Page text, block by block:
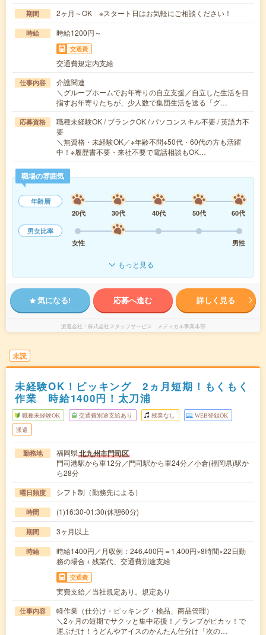
期間 2ヶ月～OK ※スタート日はお気軽にご相談ください！
時給 時給1200円～
交通費
交通費規定内支給
仕事内容
介護関連
＼グループホームでお年寄りの自立支援／自立した生活を目
指すお年寄りたちが、少人数で集団生活を送る「グ…
応募資格
職種未経験OK / ブランクOK / パソコンスキル不要 / 英語力不
要
＼無資格・未経験OK／※年齢不問※50代・60代の方も活躍
中！※履歴書不要・来社不要で電話相談もOK…
職場の雰囲気
年齢層
20代
30代 40代 50代
60代
男女比率
女性
男性
もっと見る
気になる! 応募へ進む 詳しく見る
派遣会社 株式会社スタッフサービス メディカル事業本部
未読
未経験OK！ピッキング 2ヵ月短期！もくもく
作業 時給1400円！太刀浦
職種未経験OK 交通費別途支給あり 残業なし WEB登録OK
派遣
勤務地 福岡県北九州市門司区
門司港駅から車12分／門司駅から車24分／小倉(福岡県)駅か
ら28分
曜日頻度 シフト制（勤務先による）
時間 (1)16:30-01:30(休憩60分)
期間 3ヶ月以上
時給
時給1400円／月収例：246,400円＝1,400円×8時間×22日勤
務の場合＋残業代、交通費別途支給
交通費
実費支給／当社規定あり。規定あり
仕事内容
軽作業（仕分け・ピッキング・検品、商品管理）
＼2ヶ月の短期でサクッと集中応援！／ランプがピカッ！で
運ぶだけ！うどんやアイスのかんたん仕分け「次の…